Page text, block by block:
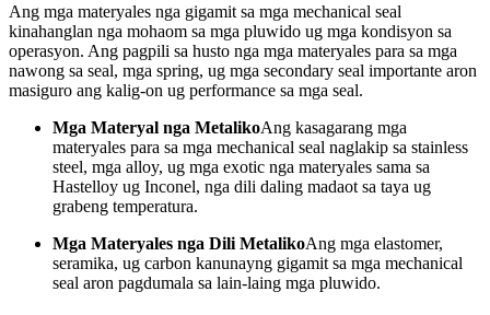
Ang mga materyales nga gigamit sa mga mechanical seal
kinahanglan nga mohaom sa mga pluwido ug mga kondisyon sa
operasyon. Ang pagpili sa husto nga mga materyales para sa mga
nawong sa seal, mga spring, ug mga secondary seal importante aron
masiguro ang kalig-on ug performance sa mga seal.
Mga Materyal nga MetalikoAng kasagarang mga
materyales para sa mga mechanical seal naglakip sa stainless
steel, mga alloy, ug mga exotic nga materyales sama sa
Hastelloy ug Inconel, nga dili daling madaot sa taya ug
grabeng temperatura.
Mga Materyales nga Dili MetalikoAng mga elastomer,
seramika, ug carbon kanunayng gigamit sa mga mechanical
seal aron pagdumala sa lain-laing mga pluwido.